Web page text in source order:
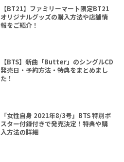
【BT21】ファミリーマート限定BT21
オリジナルグッズの購入方法や店舗情
報をご紹介！
【BTS】新曲「Butter」のシングルCD
発売日・予約方法・特典をまとめまし
た！
「女性自身 2021年8/3号」BTS 特別ポ
スター付録付きで発売決定！特典や購
入方法の詳細